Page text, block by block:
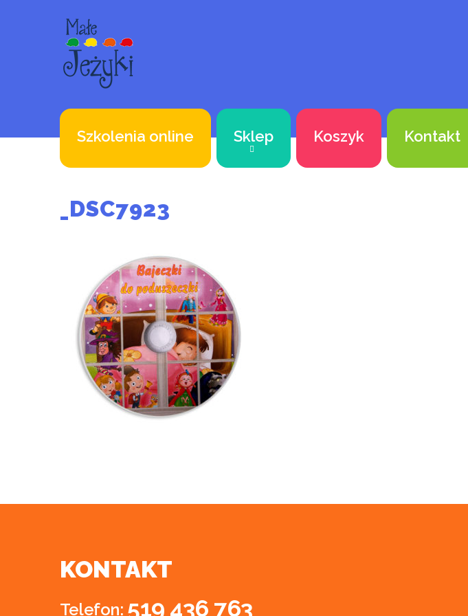
Szkolenia online Sklep Koszyk Kontakt
_DSC7923
KONTAKT
Telefon: 519 436 763